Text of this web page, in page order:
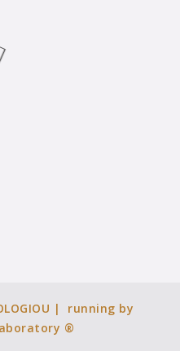
| running by
®